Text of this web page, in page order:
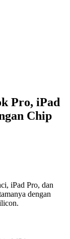
Pro, iPad
Chip
iPad Pro, dan
dengan